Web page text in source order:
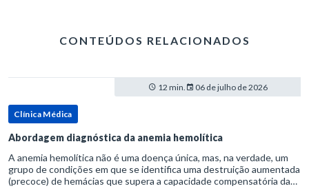
CONTEÚDOS RELACIONADOS
12 min. 06 de julho de 2026
Clínica Médica
Abordagem diagnóstica da anemia hemolítica
A anemia hemolítica não é uma doença única, mas, na verdade, um
grupo de condições em que se identifica uma destruição aumentada
(precoce) de hemácias que supera a capacidade compensatória da